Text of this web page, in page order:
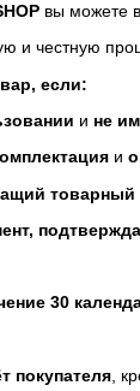
вы можете
и честную
если:
и не
и
товарный
30
покупателя ,